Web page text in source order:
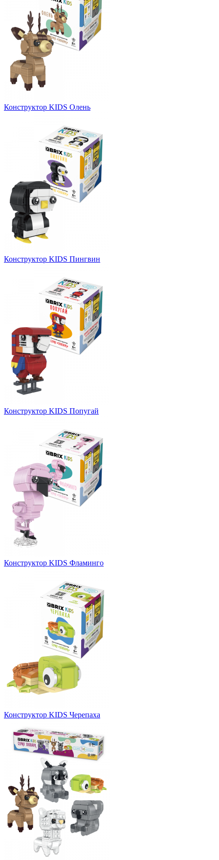
Конструктор KIDS Олень
Конструктор KIDS Пингвин
Конструктор KIDS Попугай
Конструктор KIDS Фламинго
Конструктор KIDS Черепаха